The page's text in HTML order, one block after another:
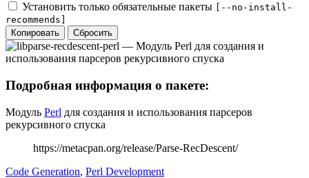
Установить только обязательные пакеты
[--no-install-
recommends]
Копировать
Сбросить
Подробная информация о пакете:
Модуль Perl для создания и использования парсеров
рекурсивного спуска
https://metacpan.org/release/Parse-RecDescent/
Code Generation, Perl Development